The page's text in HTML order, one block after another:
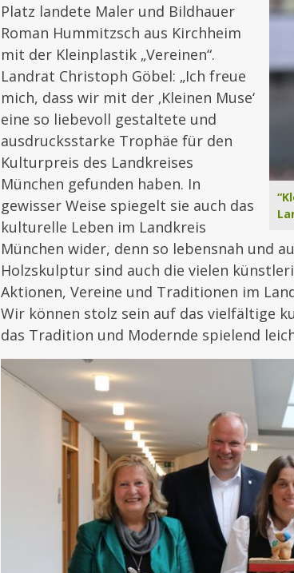
Platz landete Maler und Bildhauer
Roman Hummitzsch aus Kirchheim
mit der Kleinplastik „Vereinen“.
Landrat Christoph Göbel: „Ich freue
mich, dass wir mit der ‚Kleinen Muse‘
eine so liebevoll gestaltete und
ausdrucksstarke Trophäe für den
Kulturpreis des Landkreises
München gefunden haben. In
gewisser Weise spiegelt sie auch das
kulturelle Leben im Landkreis
München wider, denn so lebensnah und
Holzskulptur sind auch die vielen
Aktionen, Vereine und Traditionen im
Wir können stolz sein auf das vielfältige
das Tradition und Modernde spielend